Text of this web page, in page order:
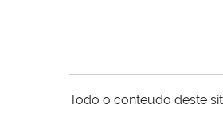
Todo o conteúdo deste